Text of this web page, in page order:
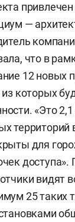
—
что в
12 новых
которых
«Это
территорий
для
доступа».
видят
25 таких